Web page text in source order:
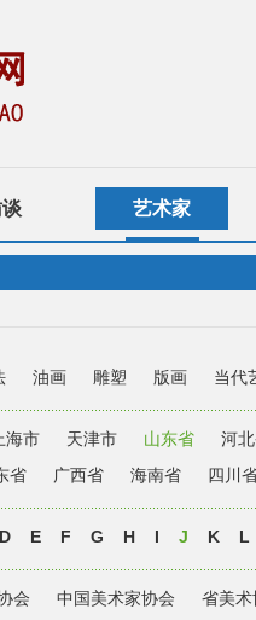
艺术家
油画 雕塑 版画 当代
海市 天津市 山东省 河
省 广西省 海南省 四川
D E F G H I J K L
会 中国美术家协会 省美术